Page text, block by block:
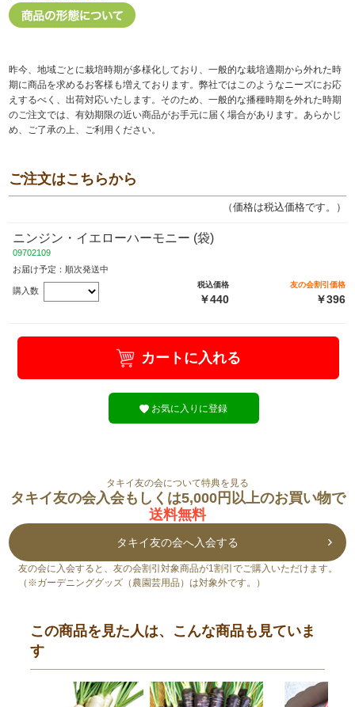
昨今、地域ごとに栽培時期が多様化しており、一般的な栽培適期から外れた時
期に商品を求めるお客様も増えております。弊社ではこのようなニーズにお応
えするべく、出荷対応いたします。そのため、一般的な播種時期を外れた時期
のご注文では、有効期限の近い商品がお手元に届く場合があります。あらかじ
め、ご了承の上、ご利用ください。
ご注文はこちらから
（価格は税込価格です。）
ニンジン・イエローハーモニー (袋)
09702109
お届け予定：順次発送中
購入数
税込価格
￥440
友の会割引価格
￥396
カートに入れる
お気に入りに登録
タキイ友の会について特典を見る
タキイ友の会入会もしくは5,000円以上のお買い物で
送料無料
タキイ友の会へ入会する
友の会に入会すると、友の会割引対象商品が1割引でご購入いただけます。
（※ガーデニンググッズ（農園芸用品）は対象外です。）
この商品を見た人は、こんな商品も見ていま
す